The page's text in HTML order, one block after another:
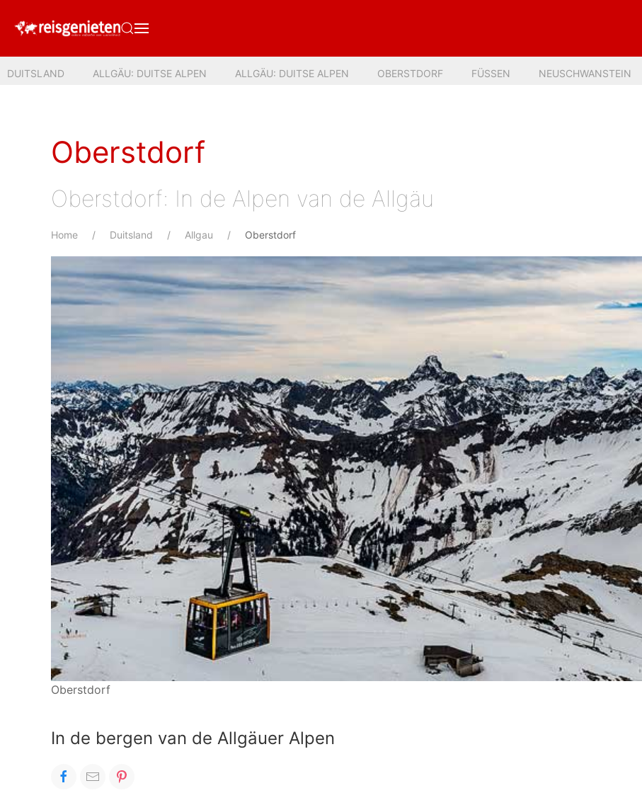
DUITSLAND ALLGÄU: DUITSE ALPEN ALLGÄU: DUITSE ALPEN OBERSTDORF FÜSSEN NEUSCHWANSTEIN
Oberstdorf
Oberstdorf: In de Alpen van de Allgäu
Home Duitsland Allgau Oberstdorf
Oberstdorf
In de bergen van de Allgäuer Alpen